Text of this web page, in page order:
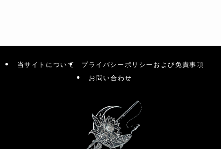
当サイトについて
プライバシーポリシーおよび免責事項
お問い合わせ